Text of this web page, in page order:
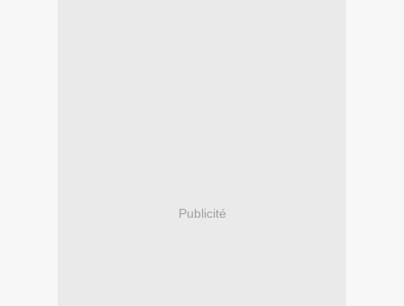
Publicité